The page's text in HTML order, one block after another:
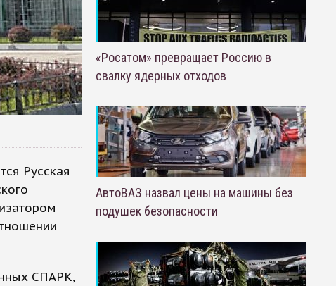
Русская
СПАРК,
«Росатом» превращает Россию в
свалку ядерных отходов
АвтоВАЗ назвал цены на машины без
подушек безопасности